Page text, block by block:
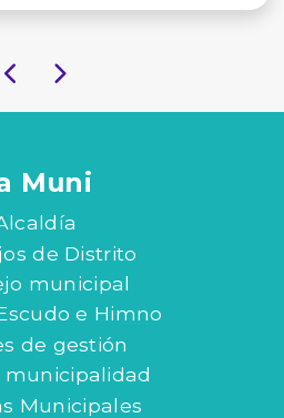
Muni
de Distrito
municipal
e Himno
de gestión
municipalidad
Municipales